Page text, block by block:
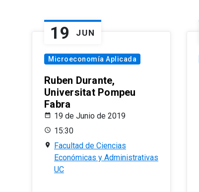
19 JUN
Microeconomía Aplicada
Ruben Durante,
Universitat Pompeu
Fabra
19 de Junio de 2019
15:30
Facultad de Ciencias
Económicas y Administrativas
UC